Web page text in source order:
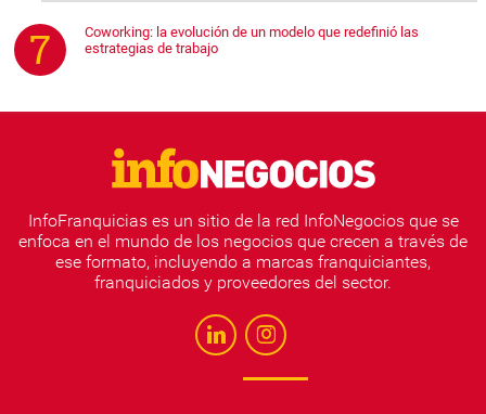
Coworking: la evolución de un modelo que redefinió las
estrategias de trabajo
InfoFranquicias es un sitio de la red InfoNegocios que se
enfoca en el mundo de los negocios que crecen a través de
ese formato, incluyendo a marcas franquiciantes,
franquiciados y proveedores del sector.